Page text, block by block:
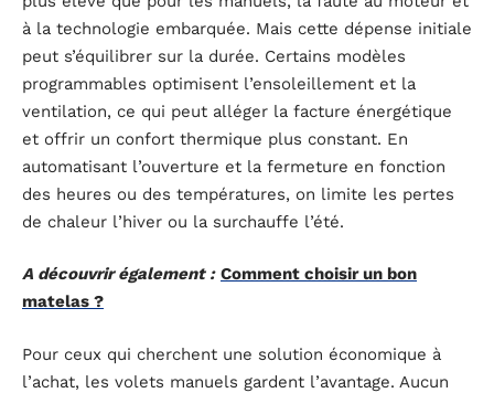
à la technologie embarquée. Mais cette dépense initiale
peut s’équilibrer sur la durée. Certains modèles
programmables optimisent l’ensoleillement et la
ventilation, ce qui peut alléger la facture énergétique
et offrir un confort thermique plus constant. En
automatisant l’ouverture et la fermeture en fonction
des heures ou des températures, on limite les pertes
de chaleur l’hiver ou la surchauffe l’été.
A découvrir également : Comment choisir un bon
matelas ?
Pour ceux qui cherchent une solution économique à
l’achat, les volets manuels gardent l’avantage. Aucun